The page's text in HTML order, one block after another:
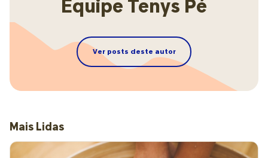
Equipe Tenys Pé
Ver posts deste autor
Mais Lidas